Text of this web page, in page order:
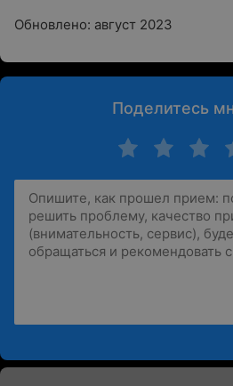
Обновлено: август 2023
Поделитесь